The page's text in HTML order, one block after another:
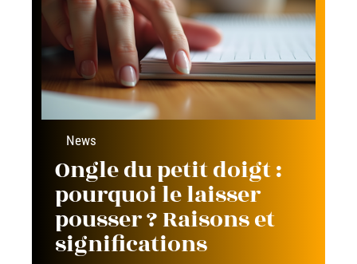
News
Ongle du petit doigt :
pourquoi le laisser
pousser ? Raisons et
significations